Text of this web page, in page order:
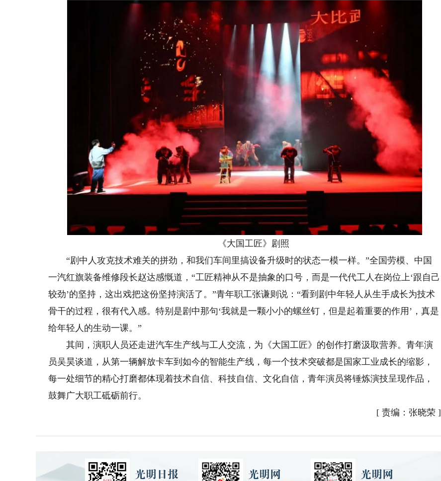
《大国工匠》剧照
“剧中人攻克技术难关的拼劲，和我们车间里搞设备升级时的状态一模一样。”全国劳模、中国
一汽红旗装备维修段长赵达感慨道，“工匠精神从不是抽象的口号，而是一代代工人在岗位上‘跟自己
较劲’的坚持，这出戏把这份坚持演活了。”青年职工张谦则说：“看到剧中年轻人从生手成长为技术
骨干的过程，很有代入感。特别是剧中那句‘我就是一颗小小的螺丝钉，但是起着重要的作用’，真是
给年轻人的生动一课。”
其间，演职人员还走进汽车生产线与工人交流，为《大国工匠》的创作打磨汲取营养。青年演
员吴昊谈道，从第一辆解放卡车到如今的智能生产线，每一个技术突破都是国家工业成长的缩影，
每一处细节的精心打磨都体现着技术自信、科技自信、文化自信，青年演员将锤炼演技呈现作品，
鼓舞广大职工砥砺前行。
[ 责编：张晓荣]